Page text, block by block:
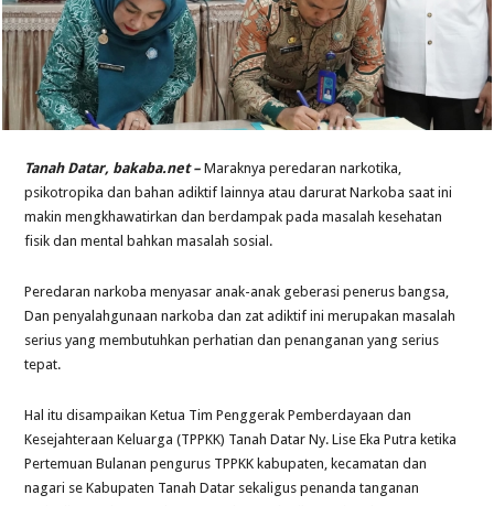
Tanah Datar, bakaba.net – Maraknya peredaran narkotika,
psikotropika dan bahan adiktif lainnya atau darurat Narkoba saat ini
makin mengkhawatirkan dan berdampak pada masalah kesehatan
fisik dan mental bahkan masalah sosial.
Peredaran narkoba menyasar anak-anak geberasi penerus bangsa,
Dan penyalahgunaan narkoba dan zat adiktif ini merupakan masalah
serius yang membutuhkan perhatian dan penanganan yang serius
tepat.
Hal itu disampaikan Ketua Tim Penggerak Pemberdayaan dan
Kesejahteraan Keluarga (TPPKK) Tanah Datar Ny. Lise Eka Putra ketika
Pertemuan Bulanan pengurus TPPKK kabupaten, kecamatan dan
nagari se Kabupaten Tanah Datar sekaligus penanda tanganan